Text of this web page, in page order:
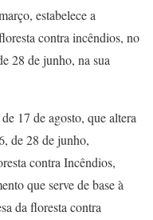
estabelece a
contra incêndios, no
28 de junho, na sua
de 17 de agosto, que altera
de 28 de junho,
contra Incêndios,
que serve de base à
da floresta contra